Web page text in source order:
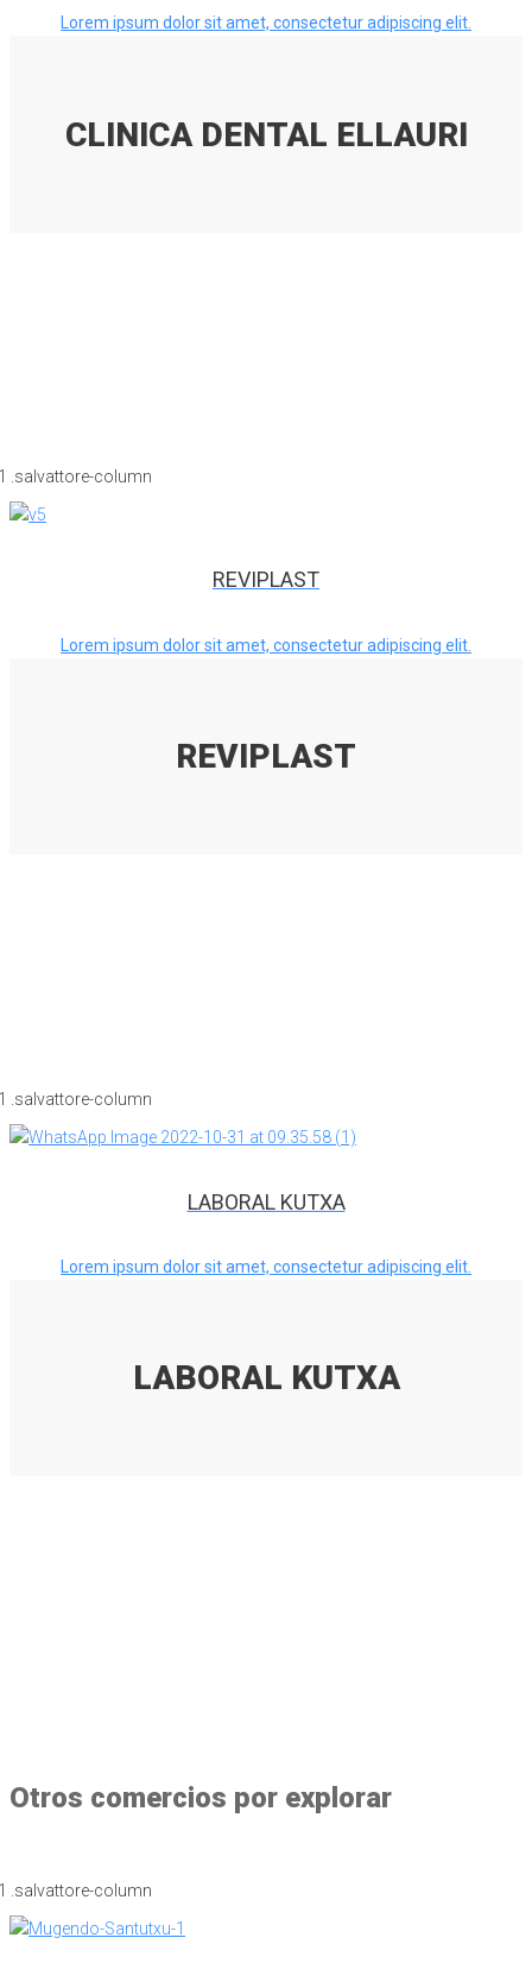
Lorem ipsum dolor sit amet, consectetur adipiscing elit.
CLINICA DENTAL ELLAURI
REVIPLAST
Lorem ipsum dolor sit amet, consectetur adipiscing elit.
REVIPLAST
LABORAL KUTXA
Lorem ipsum dolor sit amet, consectetur adipiscing elit.
LABORAL KUTXA
Otros comercios por explorar